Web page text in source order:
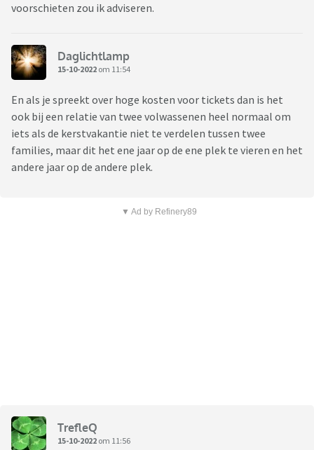
voorschieten zou ik adviseren.
Daglichtlamp
15-10-2022 om 11:54
En als je spreekt over hoge kosten voor tickets dan is het
ook bij een relatie van twee volwassenen heel normaal om
iets als de kerstvakantie niet te verdelen tussen twee
families, maar dit het ene jaar op de ene plek te vieren en het
andere jaar op de andere plek.
▼ Ad by Refinery89
TrefleQ
15-10-2022 om 11:56